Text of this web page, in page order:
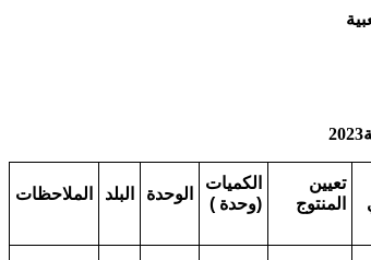
تعيين
المنتوج
الكميات
(وحدة )
الوحدة البلد الملاحظات